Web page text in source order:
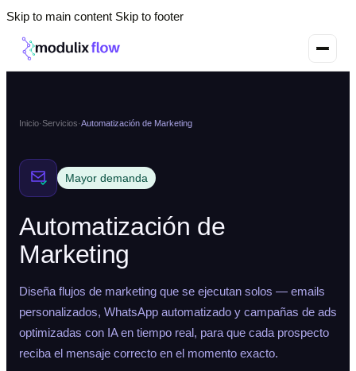
Skip to main content Skip to footer
Inicio·Servicios·Automatización de Marketing
Mayor demanda
Automatización de
Marketing
Diseña flujos de marketing que se ejecutan solos — emails
personalizados, WhatsApp automatizado y campañas de ads
optimizadas con IA en tiempo real, para que cada prospecto
reciba el mensaje correcto en el momento exacto.